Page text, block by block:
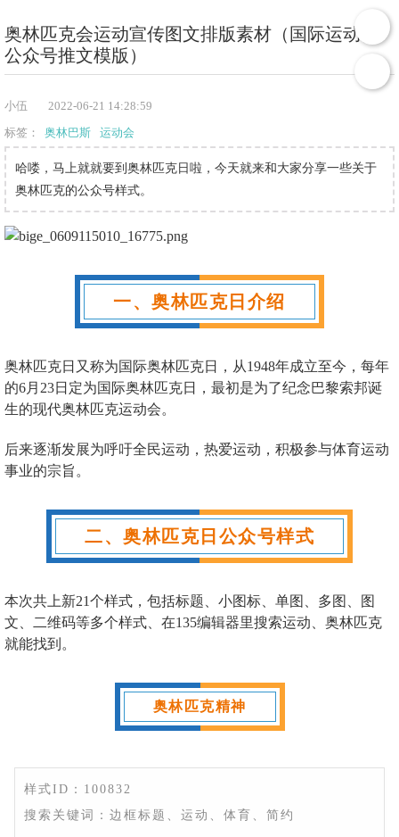
奥林匹克会运动宣传图文排版素材（国际运动会
公众号推文模版）
小伍
2022-06-21 14:28:59
标签： 奥林巴斯 运动会
哈喽，马上就就要到奥林匹克日啦，今天就来和大家分享一些关于
奥林匹克的公众号样式。
一、奥林匹克日介绍
奥林匹克日又称为国际奥林匹克日，从1948年成立至今，每年
的6月23日定为国际奥林匹克日，最初是为了纪念巴黎索邦诞
生的现代奥林匹克运动会。
后来逐渐发展为呼吁全民运动，热爱运动，积极参与体育运动
事业的宗旨。
二、奥林匹克日公众号样式
本次共上新21个样式，包括标题、小图标、单图、多图、图
文、二维码等多个样式、在135编辑器里搜索运动、奥林匹克
就能找到。
奥林匹克精神
样式ID：100832
搜索关键词：边框标题、运动、体育、简约